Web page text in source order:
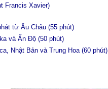
Francis Xavier)
từ Âu Châu (55 phút)
và Ấn Độ (50 phút)
Nhật Bản và Trung Hoa (60 phút)